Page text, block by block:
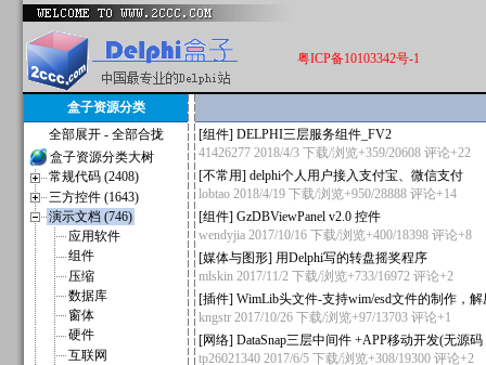
粤ICP备10103342号-1
盒子资源分类
全部展开- 全部合拢
盒子资源分类大树
常规代码 (2408)
三方控件 (1643)
演示文档 (746)
应用软件
组件
压缩
数据库
窗体
硬件
互联网
[组件] DELPHI三层服务组件_FV2
41426277 2018/4/3 下载/浏览+359/20608 评论+22
[不常用] delphi个人用户接入支付宝、微信支付
lobtao 2018/4/19 下载/浏览+950/28888 评论+14
[组件] GzDBViewPanel v2.0 控件
wendyjia 2017/10/16 下载/浏览+400/18398 评论+8
[媒体与图形] 用Delphi写的转盘摇奖程序
mlskin 2017/11/2 下载/浏览+733/16972 评论+2
[插件] WimLib头文件-支持wim/esd文件的制作，
kngstr 2017/10/26 下载/浏览+97/13703 评论+1
[网络] DataSnap三层中间件 +APP移动开发(无源
tp26021340 2017/6/5 下载/浏览+308/19300 评论+2